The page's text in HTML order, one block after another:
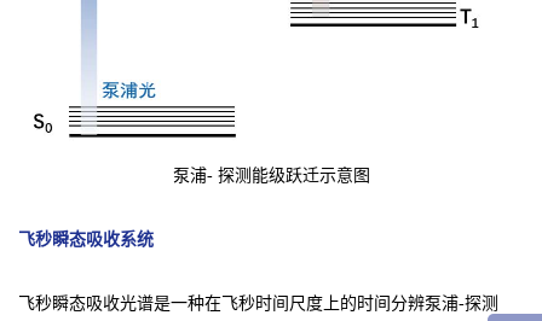
泵浦- 探测能级跃迁示意图
飞秒瞬态吸收系统
飞秒瞬态吸收光谱是一种在飞秒时间尺度上的时间分辨泵浦-探测